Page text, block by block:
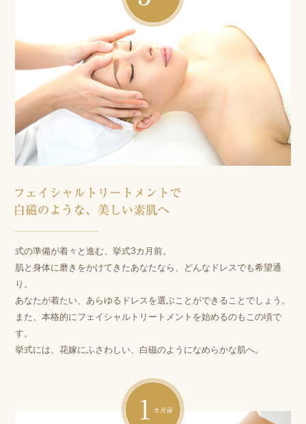
式の準備が着々と進む、挙式3カ月前。
肌と身体に磨きをかけてきたあなたなら、どんなドレスでも希望通
り。
あなたが着たい、あらゆるドレスを選ぶことができることでしょう。
また、本格的にフェイシャルトリートメントを始めるのもこの頃で
す。
挙式には、花嫁にふさわしい、白磁のようになめらかな肌へ。